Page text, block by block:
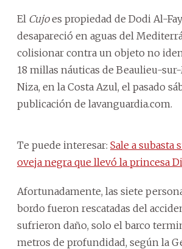
El Cujoes propiedad de Dodi Al-
desapareció en aguas del
colisionar contra un objeto no
18 millas náuticas de Beaulieu-sur-
Niza, en la Costa Azul, el pasado
publicación de lavanguardia.com.
Te puede interesar: Sale a subasta
oveja negra que llevó la princesa
Afortunadamente, las siete
bordo fueron rescatadas del
sufrieron daño, solo el barco
metros de profundidad, según la